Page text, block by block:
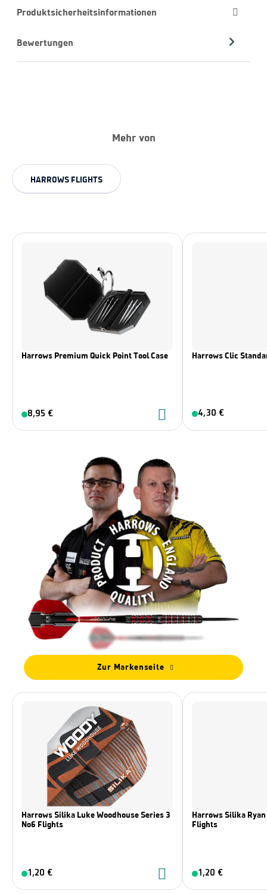
Produktsicherheitsinformationen
Bewertungen
Mehr von
HARROWS FLIGHTS
Harrows Premium Quick Point Tool Case
8,95 €
Harrows Clic
4,30 €
Zur Markenseite
Harrows Silika Luke Woodhouse Series 3
No6 Flights
1,20 €
Harrows Silika
Flights
1,20 €